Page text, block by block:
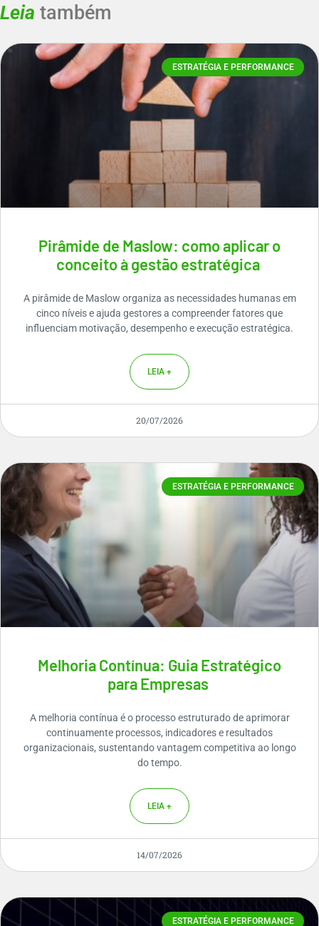
Leia também
ESTRATÉGIA E PERFORMANCE
Pirâmide de Maslow: como aplicar o
conceito à gestão estratégica
A pirâmide de Maslow organiza as necessidades humanas em
cinco níveis e ajuda gestores a compreender fatores que
influenciam motivação, desempenho e execução estratégica.
LEIA +
20/07/2026
ESTRATÉGIA E PERFORMANCE
Melhoria Contínua: Guia Estratégico
para Empresas
A melhoria contínua é o processo estruturado de aprimorar
continuamente processos, indicadores e resultados
organizacionais, sustentando vantagem competitiva ao longo
do tempo.
LEIA +
14/07/2026
ESTRATÉGIA E PERFORMANCE